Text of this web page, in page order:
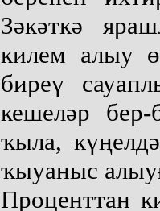
Зәкәткә
килем алыу
биреү
кешеләр бер-
ҡыла,
ҡыуаныс
Проценттан